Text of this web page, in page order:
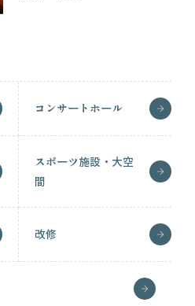
コンサートホール
スポーツ施設・大空
間
改修